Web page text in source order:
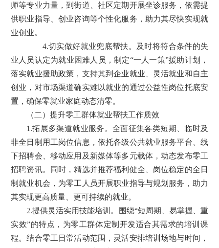
师等专业力量，到街道、社区定期开展坐诊服务，依需提
供职业指导、创业咨询等个性化服务，助力其尽快实现就
业创业。
4.切实做好就业兜底帮扶。及时将符合条件的失
业人员认定为就业困难人员，制定“一人一策”援助计划，
落实就业援助政策，支持其到企业就业、灵活就业和自主
创业，对市场渠道确实难以就业的通过公益性岗位托底安
置，确保零就业家庭动态清零。
（二）提升零工群体就业帮扶工作质效
1.拓展多渠道就业服务。全面征集各类短期、临时及
非全日制用工岗位信息，依托各级公共就业服务平台、线
下招聘会、移动应用及新媒体等多元载体，动态发布零工
招聘资讯。同时，精选并推荐福利健全、岗位稳定的全日
制就业机会，为零工人员开展职业指导与规划服务，助力
其实现更高质量、更可持续的就业。
2.提供灵活实用技能培训。围绕“短周期、易掌握、重
实效”的特点，为零工群体定制开发适合其需求的培训课
程。结合零工日常活动范围，灵活安排培训场地与时间，